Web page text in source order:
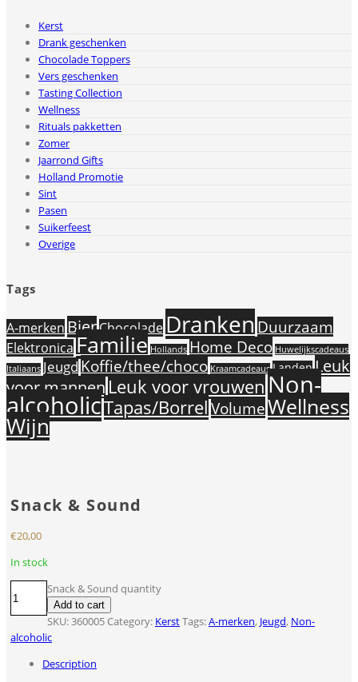
Kerst
Drank geschenken
Chocolade Toppers
Vers geschenken
Tasting Collection
Wellness
Rituals pakketten
Zomer
Jaarrond Gifts
Holland Promotie
Sint
Pasen
Suikerfeest
Overige
Tags
A-merken BierChocolade Dranken Duurzaam
Elektronica Familie Hollands Home Deco Huwelijkscadeaus
Italiaans Jeugd Koffie/thee/choco Kraamcadeaus Landen Leuk
voor mannen Leuk voor vrouwen Non-
alcoholicTapas/Borrel VolumeWellness
Wijn
Snack & Sound
€20,00
In stock
Snack & Sound quantity
Add to cart
SKU:360005Category: KerstTags:A-merken, Jeugd, Non-
alcoholic
Description